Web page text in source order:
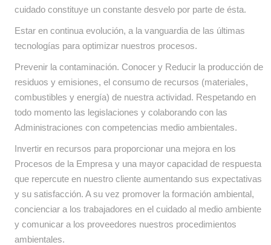
cuidado constituye un constante desvelo por parte de ésta.
Estar en continua evolución, a la vanguardia de las últimas
tecnologías para optimizar nuestros procesos.
Prevenir la contaminación. Conocer y Reducir la producción de
residuos y emisiones, el consumo de recursos (materiales,
combustibles y energía) de nuestra actividad. Respetando en
todo momento las legislaciones y colaborando con las
Administraciones con competencias medio ambientales.
Invertir en recursos para proporcionar una mejora en los
Procesos de la Empresa y una mayor capacidad de respuesta
que repercute en nuestro cliente aumentando sus expectativas
y su satisfacción. A su vez promover la formación ambiental,
concienciar a los trabajadores en el cuidado al medio ambiente
y comunicar a los proveedores nuestros procedimientos
ambientales.